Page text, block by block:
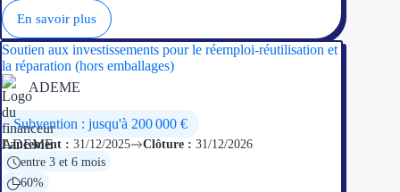
En savoir plus
Soutien aux investissements pour le réemploi-réutilisation et
la réparation (hors emballages)
ADEME
Subvention : jusqu'à 200 000 €
Lancement : 31/12/2025 Clôture : 31/12/2026
entre 3 et 6 mois
60%